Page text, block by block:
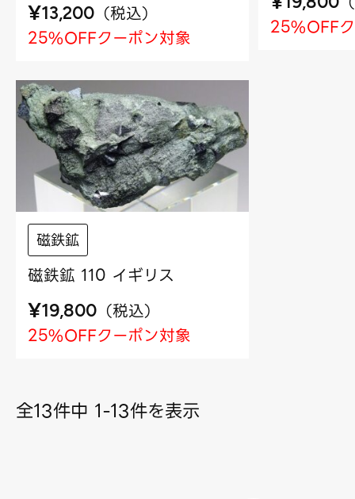
¥13,200 （税込）
25%OFFクーポン対象
25%OFF
磁鉄鉱
磁鉄鉱 110 イギリス
¥19,800 （税込）
25%OFFクーポン対象
全13件中 1-13件を表示